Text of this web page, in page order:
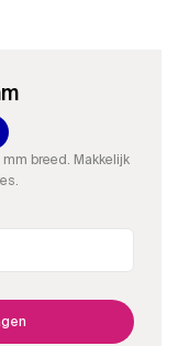
breed. Makkelijk